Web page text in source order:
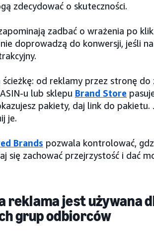
zdecydować o skuteczności.
zadbać o wrażenia po
doprowadzą do konwersji, jeśli
ścieżkę: od reklamy przez stronę do
u lub sklepu Brand Store
pakiety, daj link do pakietu.
je.
Brands pozwala kontrolować,
się zachować przejrzystość i dać
reklama jest używana
grup odbiorców